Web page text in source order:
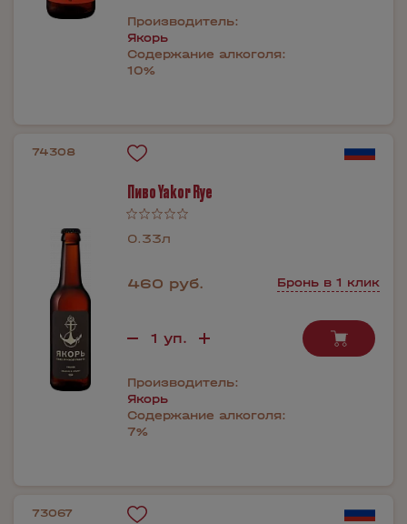
Производитель:
Якорь
Содержание алкоголя:
10%
74308
Пиво Yakor Rye
0.33л
460 руб. Бронь в 1 клик
Производитель:
Якорь
Содержание алкоголя:
7%
73067